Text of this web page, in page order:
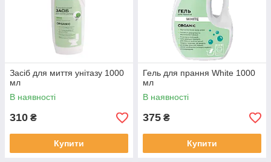
Засіб для миття унітазу 1000
мл
В наявності
310 ₴
Купити
Гель для прання White 1000
мл
В наявності
375 ₴
Купити